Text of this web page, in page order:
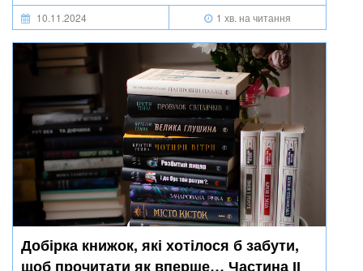
10.11.2024 1 хв. на читання
Добірка книжок, які хотілося б забути,
щоб прочитати як вперше… Частина ІІ